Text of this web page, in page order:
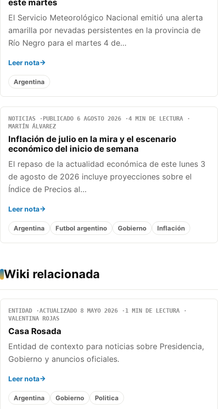
este martes
El Servicio Meteorológico Nacional emitió una alerta
amarilla por nevadas persistentes en la provincia de
Río Negro para el martes 4 de…
Leer nota
Argentina
NOTICIAS PUBLICADO 6 AGOSTO 2026
4 MIN DE LECTURA
MARTÍN ÁLVAREZ
Inflación de julio en la mira y el escenario
económico del inicio de semana
El repaso de la actualidad económica de este lunes 3
de agosto de 2026 incluye proyecciones sobre el
Índice de Precios al…
Leer nota
Argentina Futbol argentino Gobierno Inflación
Wiki relacionada
ENTIDAD ACTUALIZADO 8 MAYO 2026
1 MIN DE LECTURA
VALENTINA ROJAS
Casa Rosada
Entidad de contexto para noticias sobre Presidencia,
Gobierno y anuncios oficiales.
Leer nota
Argentina Gobierno Politica